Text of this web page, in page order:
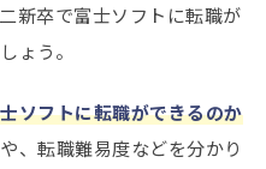
新卒で富士ソフトに転職が
ょう。
ソフトに転職ができるのか
、転職難易度などを分かり